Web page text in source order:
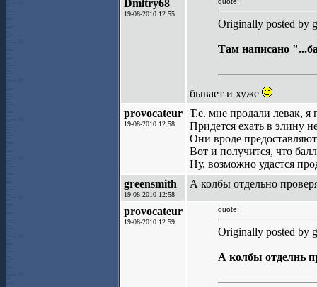
Dmitry68
19-08-2010 12:55
Originally posted by
Там написано
бывает и хуже
provocateur
19-08-2010 12:58
Т.е. мне продали левак, я
Придется ехать в элину
Они вроде
Вот и получится, что
Ну, возможно удастся
greensmith
19-08-2010 12:58
А колбы отдельно
provocateur
19-08-2010 12:59
quote:
Originally posted by
А колбы отделнь